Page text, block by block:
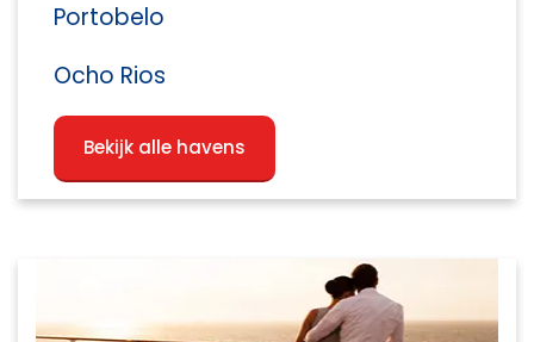
Portobelo
Ocho Rios
Bekijk alle havens